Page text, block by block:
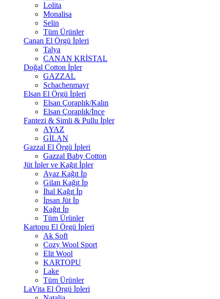
Lolita
Monalisa
Selin
Tüm Ürünler
Canan El Örgü İpleri
Talya
CANAN KRİSTAL
Doğal Cotton İpler
GAZZAL
Schachenmayr
Elsan El Örgü İpleri
Elsan Çoraplık/Kalın
Elsan Çoraplık/İnce
Fantezi & Simli & Pullu İpler
AYAZ
GİLAN
Gazzal El Örgü İpleri
Gazzal Baby Cotton
Jüt İpler ve Kağıt İpler
Ayaz Kağıt İp
Gilan Kağıt İp
İhal Kağıt İp
İpsan Jüt İp
Kağıt İp
Tüm Ürünler
Kartopu El Örgü İpleri
Ak Soft
Cozy Wool Sport
Elit Wool
KARTOPU
Lake
Tüm Ürünler
LaVita El Örgü İpleri